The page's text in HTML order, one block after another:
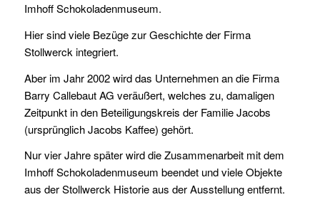
Imhoff Schokoladenmuseum.
Hier sind viele Bezüge zur Geschichte der Firma
Stollwerck integriert.
Aber im Jahr 2002 wird das Unternehmen an die Firma
Barry Callebaut AG veräußert, welches zu, damaligen
Zeitpunkt in den Beteiligungskreis der Familie Jacobs
(ursprünglich Jacobs Kaffee) gehört.
Nur vier Jahre später wird die Zusammenarbeit mit dem
Imhoff Schokoladenmuseum beendet und viele Objekte
aus der Stollwerck Historie aus der Ausstellung entfernt.